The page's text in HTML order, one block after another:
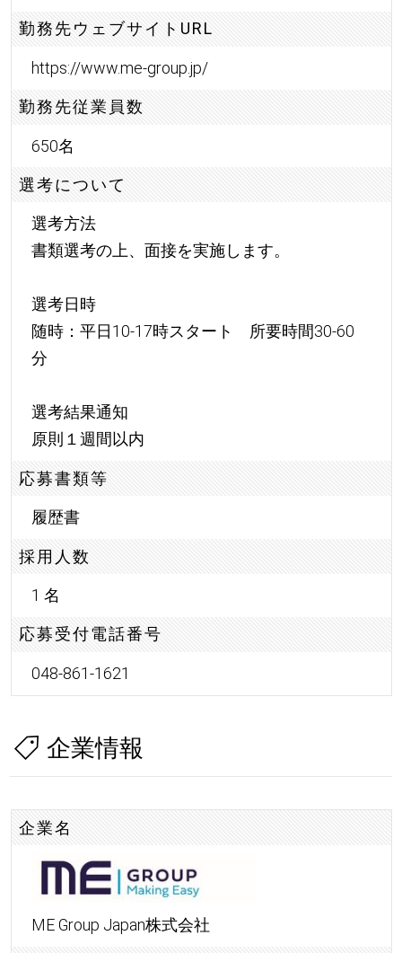
勤務先ウェブサイトURL
https://www.me-group.jp/
勤務先従業員数
650名
選考について
選考方法
書類選考の上、面接を実施します。
選考日時
随時：平日10-17時スタート 所要時間30-60
分
選考結果通知
原則１週間以内
応募書類等
履歴書
採用人数
1 名
応募受付電話番号
048-861-1621
企業情報
企業名
ME Group Japan株式会社